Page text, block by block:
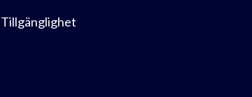
Tillgänglighet